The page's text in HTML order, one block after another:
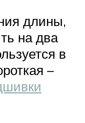
длины,
на два
в
–